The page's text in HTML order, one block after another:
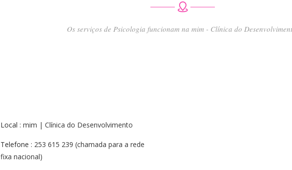
Os serviços de Psicologia funcionam na mim - Clínica do
Local : mim | Clínica do Desenvolvimento
Telefone : 253 615 239 (chamada para a rede
fixa nacional)